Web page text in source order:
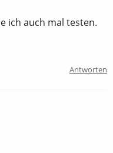
ich auch mal testen.
Antworten